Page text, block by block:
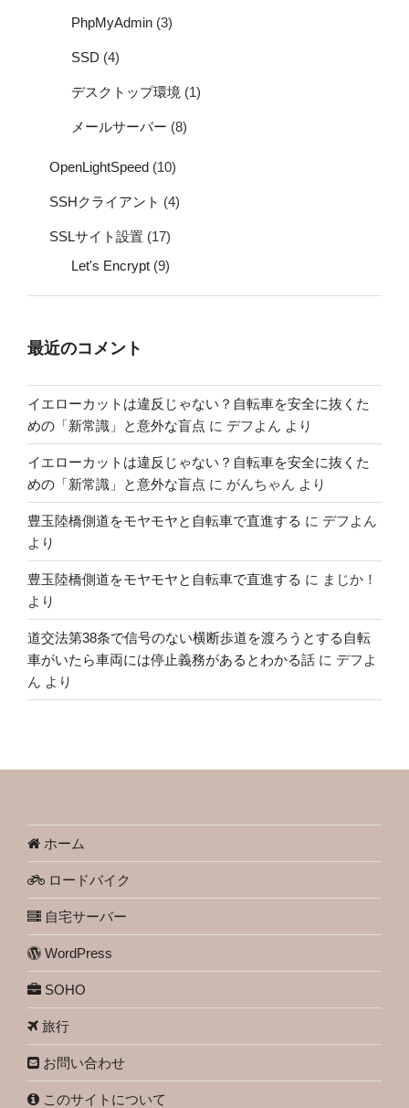
PhpMyAdmin (3)
SSD (4)
デスクトップ環境 (1)
メールサーバー (8)
OpenLightSpeed (10)
SSHクライアント (4)
SSLサイト設置 (17)
Let's Encrypt (9)
最近のコメント
イエローカットは違反じゃない？自転車を安全に抜くた
めの「新常識」と意外な盲点 に デフよん より
イエローカットは違反じゃない？自転車を安全に抜くた
めの「新常識」と意外な盲点 に がんちゃん より
豊玉陸橋側道をモヤモヤと自転車で直進する に デフよん
より
豊玉陸橋側道をモヤモヤと自転車で直進する に まじか！
より
道交法第38条で信号のない横断歩道を渡ろうとする自転
車がいたら車両には停止義務があるとわかる話 に デフよ
ん より
ホーム
ロードバイク
自宅サーバー
WordPress
SOHO
旅行
お問い合わせ
このサイトについて